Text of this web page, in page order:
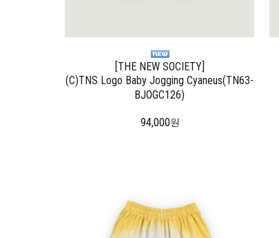
[THE NEW SOCIETY]
(C)TNS Logo Baby Jogging Cyaneus(TN63-
BJOGC126)
94,000원